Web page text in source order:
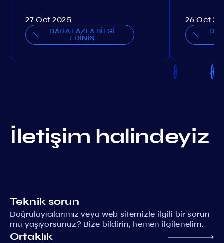
27 Oct 2025
DAHA FAZLA BİLGİ
EDİNİN
26 Oct
İletişim halindeyiz
Teknik sorun
Doğrulayıcılarımız veya web sitemizle ilgili bir sorun
mu yaşıyorsunuz? Bize bildirin, hemen ilgilenelim.
Ortaklık